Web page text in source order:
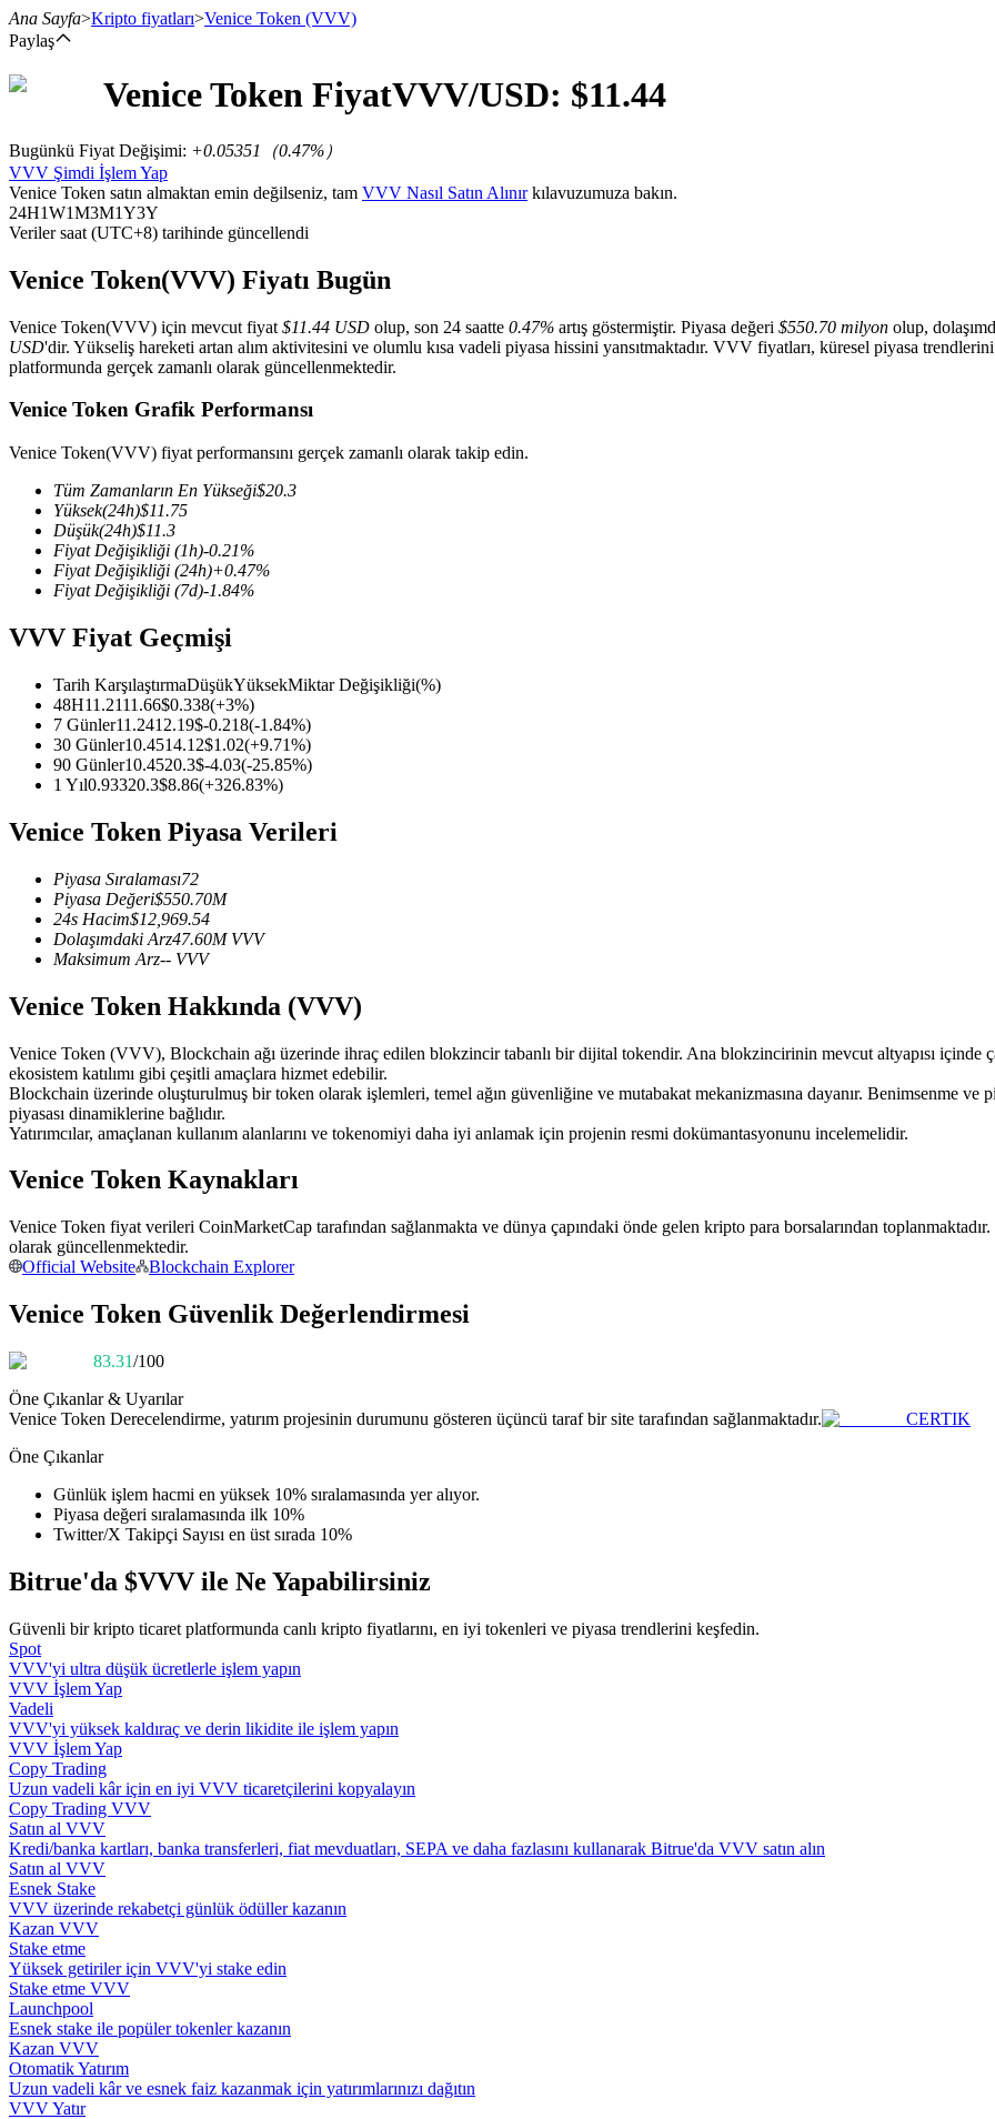
Vadeli İşlemler
USDT Vadeli İşlemleri
Teminat olarak USDT kullanan vadeli işlemler
COIN-M Vadeli İşlemleri
Kripto Para Vadeli İşlemleri
TradFi
Hisse senetleri, döviz, değerli metaller ve emtia türevleri
USDC'yi teminat olarak kullanan vadeli işlemler
Kopya Ticaret
Kopya Tüccarı Olun
Kâr paylaşımı ve kopya ticaret komisyonlarının tadını çıkarın
Bilgi
Ticaret bilgileri vb. dahil olmak üzere büyük veri analizi.
Rehber
Vadeli İşlemler Başlangıç Kılavuzu
Ana Sayfa>Kripto fiyatları>Venice Token (VVV)
Paylaş
Venice Token FiyatVVV/USD: $11.44
Bugünkü Fiyat Değişimi: +0.05351 （0.47%）
VVV Şimdi İşlem Yap
Venice Token satın almaktan emin değilseniz, tam VVV Nasıl Satın Alınırkılavuzumuza bakın.
24H1W1M3M1Y3Y
Veriler saat (UTC+8) tarihinde güncellendi
Venice Token(VVV) Fiyatı Bugün
Venice Token(VVV) için mevcut fiyat $11.44 USD olup, son 24 saatte 0.47% artış göstermiştir. Piyasa değeri $550.70 milyon olup,
USD'dir. Yükseliş hareketi artan alım aktivitesini ve olumlu kısa vadeli piyasa hissini yansıtmaktadır. VVV fiyatları, küresel piyasa trendlerini
platformunda gerçek zamanlı olarak güncellenmektedir.
Venice Token Grafik Performansı
Venice Token(VVV) fiyat performansını gerçek zamanlı olarak takip edin.
Tüm Zamanların En Yükseği$20.3
Yüksek(24h)$11.75
Düşük(24h)$11.3
Fiyat Değişikliği (1h)-0.21%
Fiyat Değişikliği (24h)+0.47%
Fiyat Değişikliği (7d)-1.84%
VVV Fiyat Geçmişi
Tarih KarşılaştırmaDüşükYüksekMiktar Değişikliği(%)
48H11.2111.66$0.338(+3%)
7 Günler11.2412.19$-0.218(-1.84%)
30 Günler10.4514.12$1.02(+9.71%)
90 Günler10.4520.3$-4.03(-25.85%)
1 Yıl0.93320.3$8.86(+326.83%)
Venice Token Piyasa Verileri
Piyasa Sıralaması72
Piyasa Değeri$550.70M
24s Hacim$12,969.54
Dolaşımdaki Arz47.60M VVV
Maksimum Arz-- VVV
Venice Token Hakkında (VVV)
Venice Token (VVV), Blockchain ağı üzerinde ihraç edilen blokzincir tabanlı bir dijital tokendir. Ana blokzincirinin mevcut altyapısı içinde
ekosistem katılımı gibi çeşitli amaçlara hizmet edebilir.
Blockchain üzerinde oluşturulmuş bir token olarak işlemleri, temel ağın güvenliğine ve mutabakat mekanizmasına dayanır. Benimsenme ve
piyasası dinamiklerine bağlıdır.
Yatırımcılar, amaçlanan kullanım alanlarını ve tokenomiyi daha iyi anlamak için projenin resmi dokümantasyonunu incelemelidir.
Venice Token Kaynakları
Venice Token fiyat verileri CoinMarketCap tarafından sağlanmakta ve dünya çapındaki önde gelen kripto para borsalarından
olarak güncellenmektedir.
Official Website
Blockchain Explorer
Venice Token Güvenlik Değerlendirmesi
83.31/100
Öne Çıkanlar & Uyarılar
Venice Token Derecelendirme, yatırım projesinin durumunu gösteren üçüncü taraf bir site tarafından sağlanmaktadır.
CERTIK
Öne Çıkanlar
Günlük işlem hacmi en yüksek 10% sıralamasında yer alıyor.
Piyasa değeri sıralamasında ilk 10%
Twitter/X Takipçi Sayısı en üst sırada 10%
Bitrue'da $VVV ile Ne Yapabilirsiniz
Güvenli bir kripto ticaret platformunda canlı kripto fiyatlarını, en iyi tokenleri ve piyasa trendlerini keşfedin.
Spot
VVV'yi ultra düşük ücretlerle işlem yapın
VVV İşlem Yap
Vadeli
VVV'yi yüksek kaldıraç ve derin likidite ile işlem yapın
VVV İşlem Yap
Copy Trading
Uzun vadeli kâr için en iyi VVV ticaretçilerini kopyalayın
Copy Trading VVV
Satın al VVV
Kredi/banka kartları, banka transferleri, fiat mevduatları, SEPA ve daha fazlasını kullanarak Bitrue'da VVV satın alın
Satın al VVV
Esnek Stake
VVV üzerinde rekabetçi günlük ödüller kazanın
Kazan VVV
Stake etme
Yüksek getiriler için VVV'yi stake edin
Stake etme VVV
Launchpool
Esnek stake ile popüler tokenler kazanın
Kazan VVV
Otomatik Yatırım
Uzun vadeli kâr ve esnek faiz kazanmak için yatırımlarınızı dağıtın
VVV Yatır